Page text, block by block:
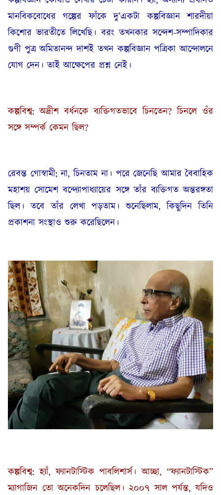
মানবিকবোধের গল্পের ফাঁকে দু’একটা কল্পবিজ্ঞান শারদীয়া
কিশোর ভারতীতে লিখেছি। বরং তখনকার সন্দেশ-সম্পাদিকার
গুণী পুত্র অমিতানন্দ দাশই তখন কল্পবিজ্ঞান পত্রিকা আন্দোলনে
যোগ দেন। তাই আক্ষেপের প্রশ্ন নেই।
কল্পবিশ্ব: অদ্রীশ বর্ধনকে ব্যক্তিগতভাবে চিনতেন? চিনলে ওঁর
সঙ্গে সম্পর্ক কেমন ছিল?
রেবন্ত গোস্বামী: না, চিনতাম না। পরে জেনেছি আমার বৈবাহিক
মহাশয় সোমেশ বন্দ্যোপাধ্যায়ের সঙ্গে তাঁর ব্যক্তিগত অন্তরঙ্গতা
ছিল। তবে তাঁর লেখা পড়তাম। শুনেছিলাম, কিছুদিন তিনি
প্রকাশনা সংস্থাও শুরু করেছিলেন।
কল্পবিশ্ব: হ্যাঁ, ফ্যানটাস্টিক পাবলিশার্স। আচ্ছা, “ফ্যানটাস্টিক”
ম্যাগাজিন তো অনেকদিন চলেছিল। ২০০৭ সাল পর্যন্ত, যদিও